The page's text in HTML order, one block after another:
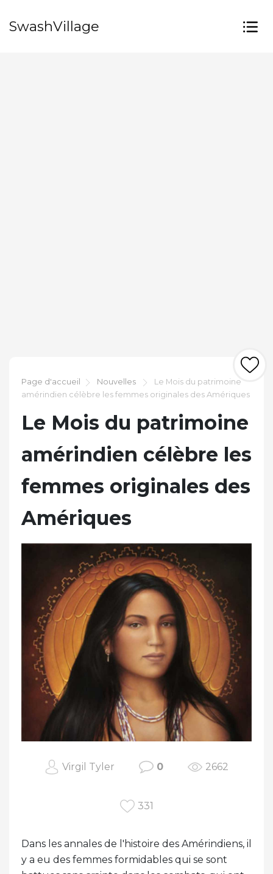
SwashVillage
Page d'accueil Nouvelles
Le Mois du patrimoine
amérindien célèbre les femmes originales des Amériques
Le Mois du patrimoine
amérindien célèbre les
femmes originales des
Amériques
Virgil Tyler 0 2662
331
Dans les annales de l'histoire des Amérindiens, il
y a eu des femmes formidables qui se sont